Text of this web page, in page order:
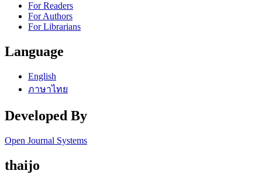
For Readers
For Authors
For Librarians
Language
English
ภาษาไทย
Developed By
Open Journal Systems
thaijo